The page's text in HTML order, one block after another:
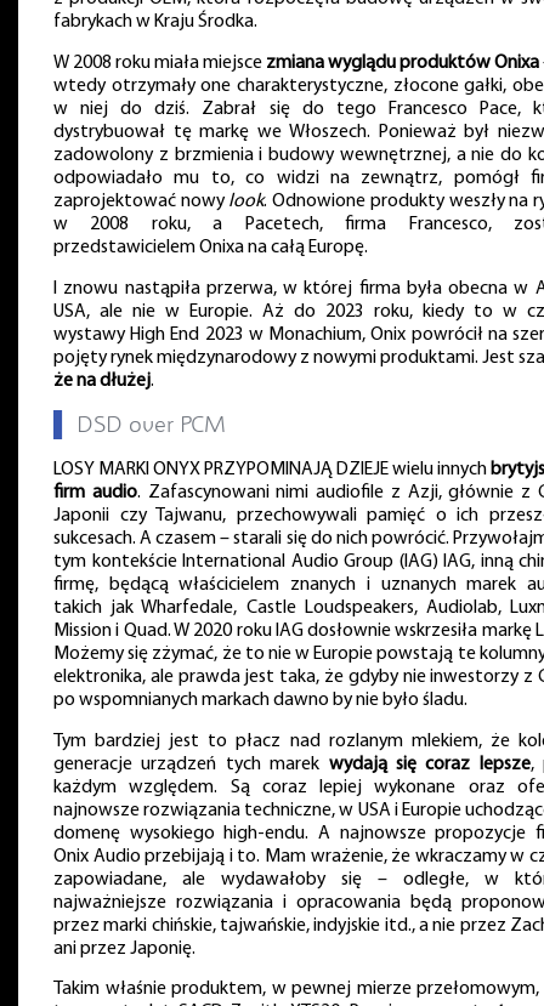
fabrykach w Kraju Środka.
W 2008 roku miała miejsce zmiana wyglądu produktów Onixa
wtedy otrzymały one charakterystyczne, złocone gałki,
w niej do dziś. Zabrał się do tego Francesco Pace,
dystrybuował tę markę we Włoszech. Ponieważ był
zadowolony z brzmienia i budowy wewnętrznej, a nie do
odpowiadało mu to, co widzi na zewnątrz, pomógł
zaprojektować nowylook. Odnowione produkty weszły na
w 2008 roku, a Pacetech, firma Francesco,
przedstawicielem Onixa na całą Europę.
I znowu nastąpiła przerwa, w której firma była obecna w
USA, ale nie w Europie. Aż do 2023 roku, kiedy to w
wystawy High End 2023 w Monachium, Onix powrócił na
pojęty rynek międzynarodowy z nowymi produktami. Jest
że na dłużej.
DSD over PCM
LOSY MARKI ONYX PRZYPOMINAJĄ DZIEJE wielu innych
firm audio. Zafascynowani nimi audiofile z Azji, głównie z
Japonii czy Tajwanu, przechowywali pamięć o ich
sukcesach. A czasem – starali się do nich powrócić.
tym kontekście International Audio Group (IAG) IAG, inną
firmę, będącą właścicielem znanych i uznanych marek
takich jak Wharfedale, Castle Loudspeakers, Audiolab,
Mission i Quad. W 2020 roku IAG dosłownie wskrzesiła markę
Możemy się zżymać, że to nie w Europie powstają te
elektronika, ale prawda jest taka, że gdyby nie inwestorzy z
po wspomnianych markach dawno by nie było śladu.
Tym bardziej jest to płacz nad rozlanym mlekiem, że
generacje urządzeń tych marek wydają się coraz lepsze,
każdym względem. Są coraz lepiej wykonane oraz
najnowsze rozwiązania techniczne, w USA i Europie
domenę wysokiego high-endu. A najnowsze propozycje
Onix Audio przebijają i to. Mam wrażenie, że wkraczamy w
zapowiadane, ale wydawałoby się – odległe, w
najważniejsze rozwiązania i opracowania będą
przez marki chińskie, tajwańskie, indyjskie itd., a nie przez
ani przez Japonię.
Takim właśnie produktem, w pewnej mierze